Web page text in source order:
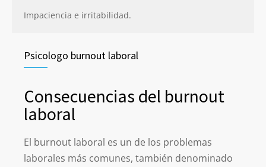
Impaciencia e irritabilidad.
Psicologo burnout laboral
Consecuencias del burnout
laboral
El burnout laboral es un de los problemas
laborales más comunes, también denominado